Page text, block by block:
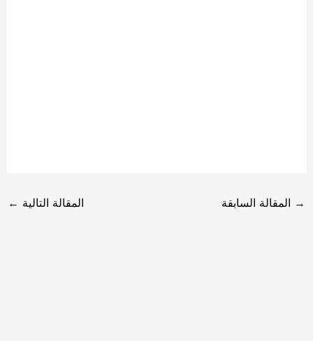
→ المقالة السابقة المقالة التالية ←